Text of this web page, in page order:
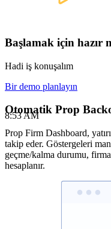
Başlamak için hazır
Hadi iş konuşalım
Bir demo planlayın
8:53 AM
Otomatik Prop
Prop Firm Dashboard,
takip eder. Göstergeleri
geçme/kalma durumu,
hesaplanır.